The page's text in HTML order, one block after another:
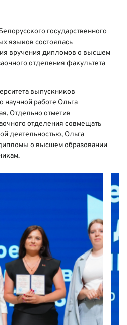
государственного
языков состоялась
вручения дипломов о высшем
отделения факультета
выпускников
научной работе Ольга
Отдельно отметив
отделения совмещать
деятельностью, Ольга
о высшем образовании